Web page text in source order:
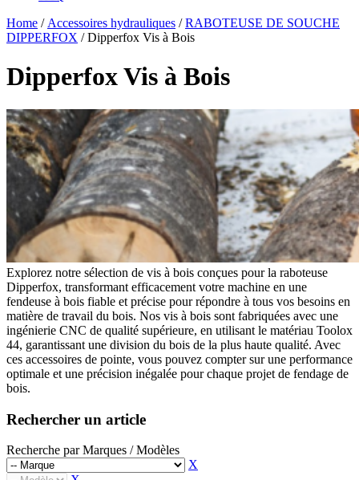
Essentiels pour chantier
GODETS & ACCESSOIRES MACS
Dents de Déroctage
Pouce de Manutention
Râteaux
Godets Squelette
Multi Ripper
Godets Fléco
Grappins Mécaniques
Godet Banane
Fourches à Palettes
Accessoires de Godet
KITS DE TRANSFORMATION
Kit Adaptable Morin (Variatic)
Kit Origine Morin
Kit Oreilles 2 Axes
Kit Engcon
Kit Martin
Kit Klac
Kit Cangini Benne (MBI)
Kit Neuson Easy Lock
Kit VAB Volvo
Kit Volvo Mecalac à Tétons
Kit Lehnhoff
Kit Verachtert
Kit Arden
Kit Blanchard
Attache Rapide - Coupleur Morin
Attache Rapide Coupleur Mécanique 2 Axes
Essentiels pour chantier
Godets
Dents de Déroctage
Râteaux
Godets Squelette
Multi Ripper
Godets Fléco
Grappins Mécaniques
Godet Banane
Fourches à Palettes
Accessoires de Godet
KITS DE TRANSFORMATION
Kit Adaptable Morin (Variatic)
Kit Origine Morin
Kit Oreilles 2 Axes
Kit Engcon
Kit Martin
Kit Klac
Kit Cangini Benne (MBI)
Kit Neuson Easy Lock
Kit VAB Volvo
Kit Volvo Mecalac à Tétons
Kit Lehnhoff
Kit Arden
ATTACHES RAPIDES
Attache Rapide - Coupleur Morin
Home / Accessoires hydrauliques /RABOTEUSE DE SOUCHE
DIPPERFOX / Dipperfox Vis à Bois
Dipperfox Vis à Bois
Explorez notre sélection de vis à bois conçues pour la raboteuse
Dipperfox, transformant efficacement votre machine en une
fendeuse à bois fiable et précise pour répondre à tous vos besoins en
matière de travail du bois. Nos vis à bois sont fabriquées avec une
ingénierie CNC de qualité supérieure, en utilisant le matériau Toolox
44, garantissant une division du bois de la plus haute qualité. Avec
ces accessoires de pointe, vous pouvez compter sur une performance
optimale et une précision inégalée pour chaque projet de fendage de
bois.
Rechercher un article
Recherche par Marques / Modèles
X